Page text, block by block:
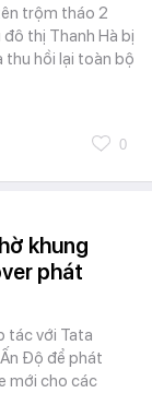
trộm tháo 2
thị Thanh Hà bị
thu hồi lại toàn bộ
0
khung
phát
tác với Tata
Độ để phát
mới cho các